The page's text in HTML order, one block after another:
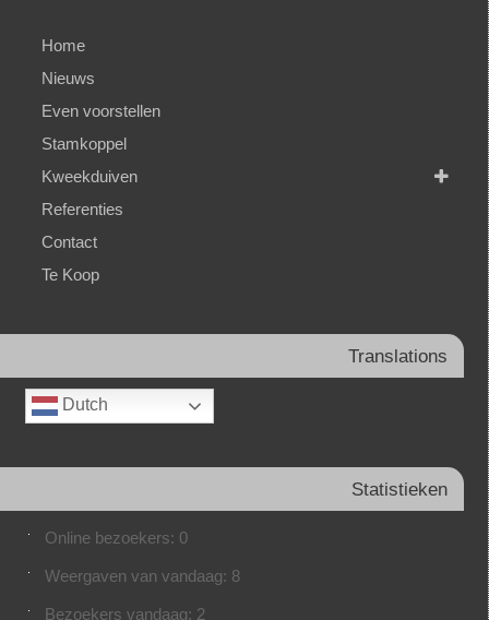
Home
Nieuws
Even voorstellen
Stamkoppel
Kweekduiven
Referenties
Contact
Te Koop
Translations
Dutch
Statistieken
Online bezoekers: 0
Weergaven van vandaag: 8
Bezoekers vandaag: 2